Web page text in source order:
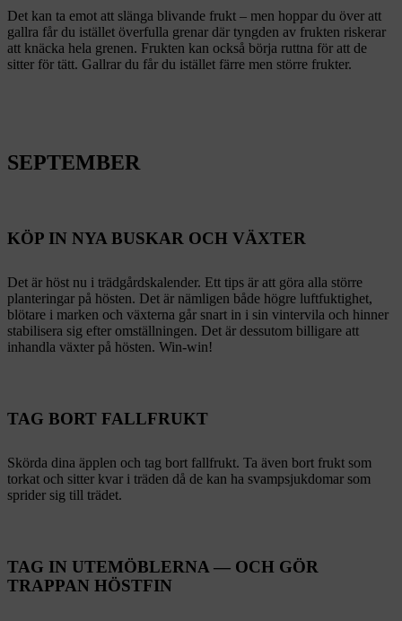
Det kan ta emot att slänga blivande frukt – men hoppar du över att
gallra får du istället överfulla grenar där tyngden av frukten riskerar
att knäcka hela grenen. Frukten kan också börja ruttna för att de
sitter för tätt. Gallrar du får du istället färre men större frukter.
SEPTEMBER
KÖP IN NYA BUSKAR OCH VÄXTER
Det är höst nu i trädgårdskalender. Ett tips är att göra alla större
planteringar på hösten. Det är nämligen både högre luftfuktighet,
blötare i marken och växterna går snart in i sin vintervila och hinner
stabilisera sig efter omställningen. Det är dessutom billigare att
inhandla växter på hösten. Win-win!
TAG BORT FALLFRUKT
Skörda dina äpplen och tag bort fallfrukt. Ta även bort frukt som
torkat och sitter kvar i träden då de kan ha svampsjukdomar som
sprider sig till trädet.
TAG IN UTEMÖBLERNA — OCH GÖR
TRAPPAN HÖSTFIN